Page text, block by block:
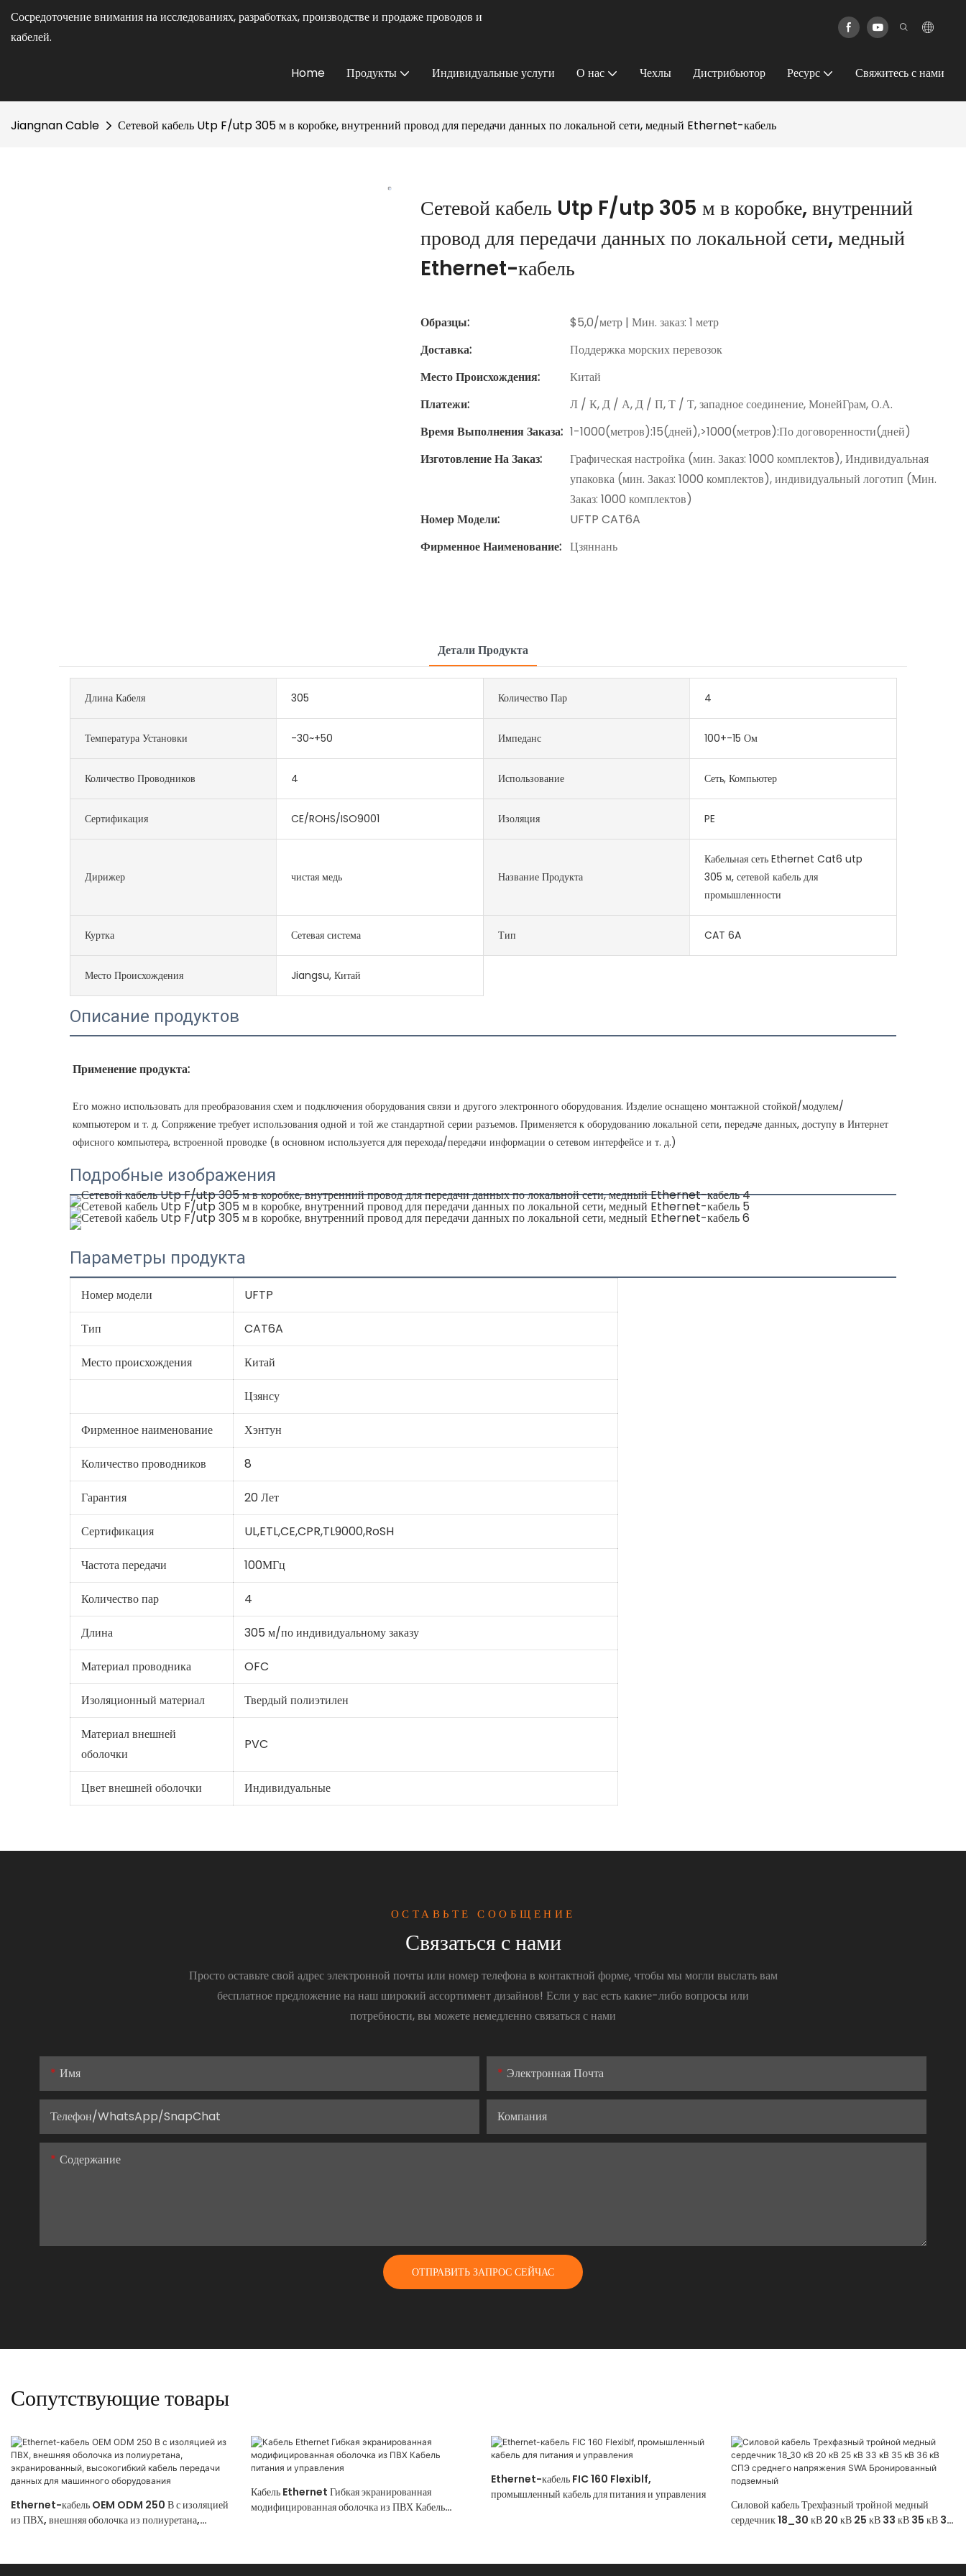
Сосредоточение внимания на исследованиях, разработках, производстве и продаже проводов и
кабелей.
Home Продукты Индивидуальные услуги О нас Чехлы Дистрибьютор Ресурс Свяжитесь с нами
Jiangnan Cable Сетевой кабель Utp F/utp 305 м в коробке, внутренний провод для передачи данных по локальной сети, медный Ethernet-кабель
Сетевой кабель Utp F/utp 305 м в коробке, внутренний
провод для передачи данных по локальной сети, медный
Ethernet-кабель
Образцы:
$5,0/метр | Мин. заказ: 1 метр
Доставка:
Поддержка морских перевозок
Место Происхождения:
Китай
Платежи:
Л / К, Д / А, Д / П, Т / Т, западное соединение, МонейГрам, О.А.
Время Выполнения Заказа: 1-1000(метров):15(дней),>1000(метров):По договоренности(дней)
Изготовление На Заказ:
Графическая настройка (мин. Заказ: 1000 комплектов), Индивидуальная
упаковка (мин. Заказ: 1000 комплектов), индивидуальный логотип (Мин.
Заказ: 1000 комплектов)
Номер Модели:
UFTP CAT6A
Фирменное Наименование: Цзяннань
Детали Продукта
Длина Кабеля 305 Количество Пар 4
Температура Установки -30~+50 Импеданс 100+-15 Ом
Количество Проводников 4 Использование Сеть, Компьютер
Сертификация CE/ROHS/ISO9001 Изоляция PE
Дирижер чистая медь Название Продукта
Кабельная сеть Ethernet Cat6 utp
305 м, сетевой кабель для
промышленности
Куртка Сетевая система Тип CAT 6A
Место Происхождения Jiangsu, Китай
Описание продуктов
Его можно использовать для преобразования схем и подключения оборудования связи и другого электронного оборудования. Изделие оснащено монтажной стойкой/модулем/
компьютером и т. д. Сопряжение требует использования одной и той же стандартной серии разъемов. Применяется к оборудованию локальной сети, передаче данных, доступу в Интернет
Подробные изображения
Параметры продукта
Номер модели UFTP
Тип CAT6A
Место происхождения Китай
Цзянсу
Фирменное наименование Хэнтун
Количество проводников 8
Гарантия 20 Лет
Сертификация UL,ETL,CE,CPR,TL9000,RoSH
Частота передачи 100МГц
Количество пар 4
Длина 305 м/по индивидуальному заказу
Материал проводника OFC
Изоляционный материал Твердый полиэтилен
Материал внешней
оболочки
PVC
Цвет внешней оболочки Индивидуальные
ОСТАВЬТЕ СООБЩЕНИЕ
Связаться с нами
Просто оставьте свой адрес электронной почты или номер телефона в контактной форме, чтобы мы могли выслать вам
бесплатное предложение на наш широкий ассортимент дизайнов! Если у вас есть какие-либо вопросы или
потребности, вы можете немедленно связаться с нами
Имя Электронная Почта
Телефон/WhatsApp/SnapChat Компания
Содержание
ОТПРАВИТЬ ЗАПРОС СЕЙЧАС
Сопутствующие товары
Ethernet-кабель OEM ODM 250 В с изоляцией
из ПВХ, внешняя оболочка из полиуретана,
Кабель Ethernet Гибкая экранированная
модифицированная оболочка из ПВХ Кабель
Ethernet-кабель FIC 160 Flexiblf,
промышленный кабель для питания и управления
Силовой кабель Трехфазный тройной медный
сердечник 18_30 кВ 20 кВ 25 кВ 33 кВ 35 кВ 36